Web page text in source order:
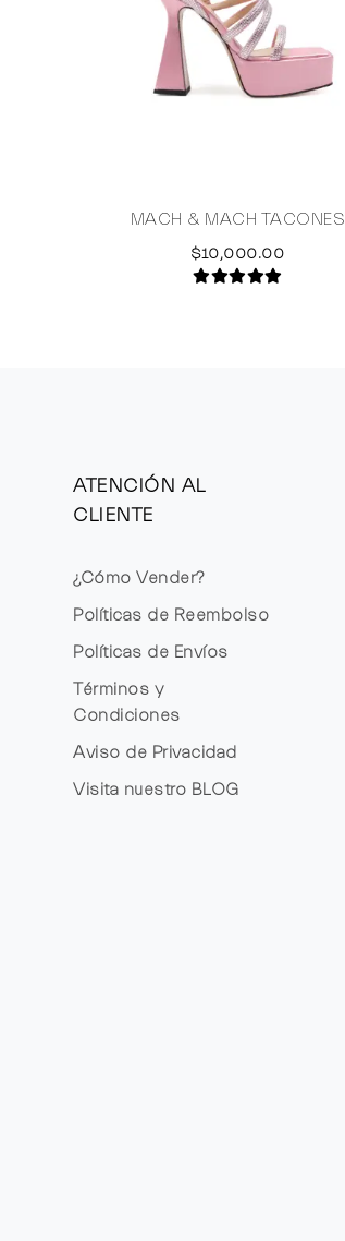
MACH & MACH TACONES
$10,000.00
ATENCIÓN AL
CLIENTE
¿Cómo Vender?
Políticas de Reembolso
Políticas de Envíos
Términos y
Condiciones
Aviso de Privacidad
Visita nuestro BLOG